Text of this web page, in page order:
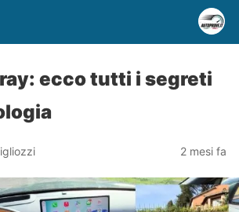
ecco tutti i segreti
2 mesi fa